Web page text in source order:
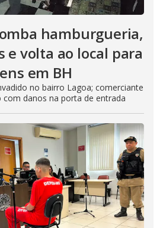
hamburgueria,
volta ao local para
em BH
no bairro Lagoa; comerciante
danos na porta de entrada